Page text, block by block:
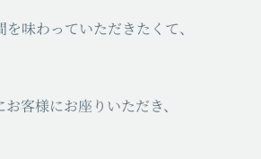
味わっていただきたくて、
客様にお座りいただき、